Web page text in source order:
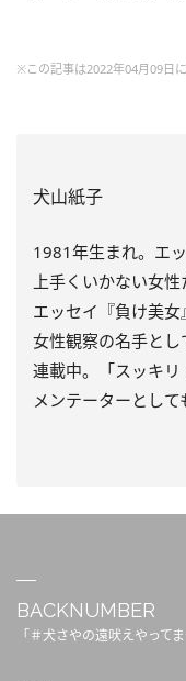
※この記事は2022年04月09日
犬山紙子
1981年生まれ。エ
上手くいかない女
エッセイ『負け美女
女性観察の名手とし
連載中。「スッキ
メンテーターとして
BACKNUMBER
「＃犬さやの遠吠えやって